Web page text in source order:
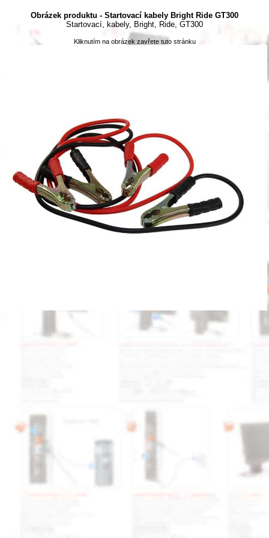
Obrázek produktu - Startovací kabely Bright Ride GT300
Startovací, kabely, Bright, Ride, GT300
Kliknutím na obrázek zavřete tuto stránku